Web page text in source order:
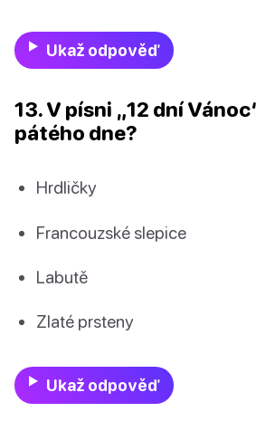
Ukaž odpověď
13. V písni „12 dní
pátého dne?
Hrdličky
Francouzské slepice
Labutě
Zlaté prsteny
Ukaž odpověď